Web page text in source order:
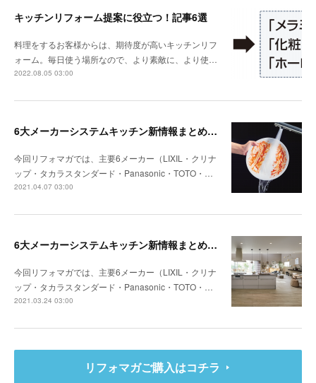
キッチンリフォーム提案に役立つ！記事6選
料理をするお客様からは、期待度が高いキッチンリフ
ォーム。毎日使う場所なので、より素敵に、より使…
2022.08.05 03:00
6大メーカーシステムキッチン新情報まとめました～TOTO、トクラス～
今回リフォマガでは、主要6メーカー（LIXIL・クリナ
ップ・タカラスタンダード・Panasonic・TOTO・…
2021.04.07 03:00
6大メーカーシステムキッチン新情報まとめました～LIXIL、クリナップ～
今回リフォマガでは、主要6メーカー（LIXIL・クリナ
ップ・タカラスタンダード・Panasonic・TOTO・…
2021.03.24 03:00
リフォマガご購入はコチラ